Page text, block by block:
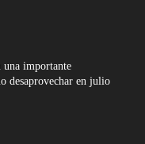
una importante
desaprovechar en julio